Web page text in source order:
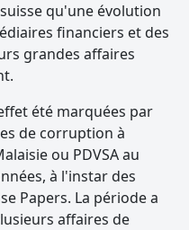
qu'une évolution
financiers et des
grandes affaires
été marquées par
de corruption à
ou PDVSA au
à l'instar des
Papers. La période a
affaires de